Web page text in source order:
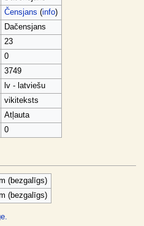
Čensjans (info)
Dačensjans
23
0
3749
lv - latviešu
vikiteksts
Atļauta
0
(bezgalīgs)
(bezgalīgs)